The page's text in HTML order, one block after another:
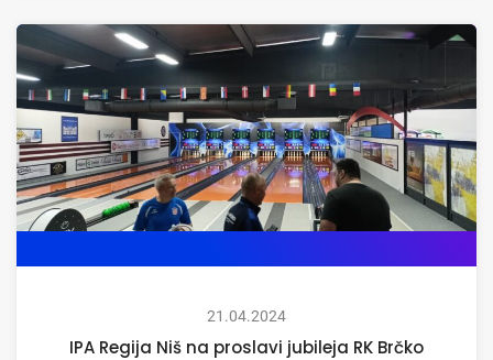
21.04.2024
IPA Regija Niš na proslavi jubileja RK Brčko